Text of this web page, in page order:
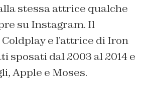
stessa attrice qualche
su Instagram. Il
e l’attrice di Iron
sposati dal 2003 al 2014 e
Apple e Moses.